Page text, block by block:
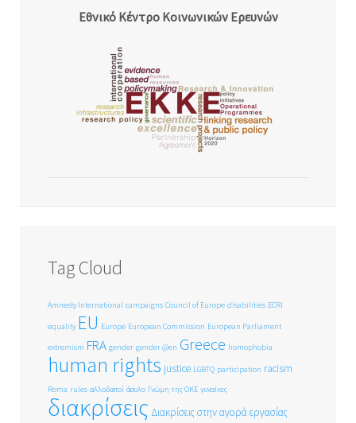
Εθνικό Κέντρο Κοινωνικών Ερευνών
Tag Cloud
Amnesty International campaigns Council of Europe disabilities ECRI
equality EU Europe European Commission European Parliament
extremism FRA gender gender @en Greece homophobia
human rights justice LGBTQ participation racism
Roma rules αλλοδαποί άσυλο Γνώμη της ΟΚΕ γυναίκες
διακρίσεις Διακρίσεις στην αγορά εργασίας